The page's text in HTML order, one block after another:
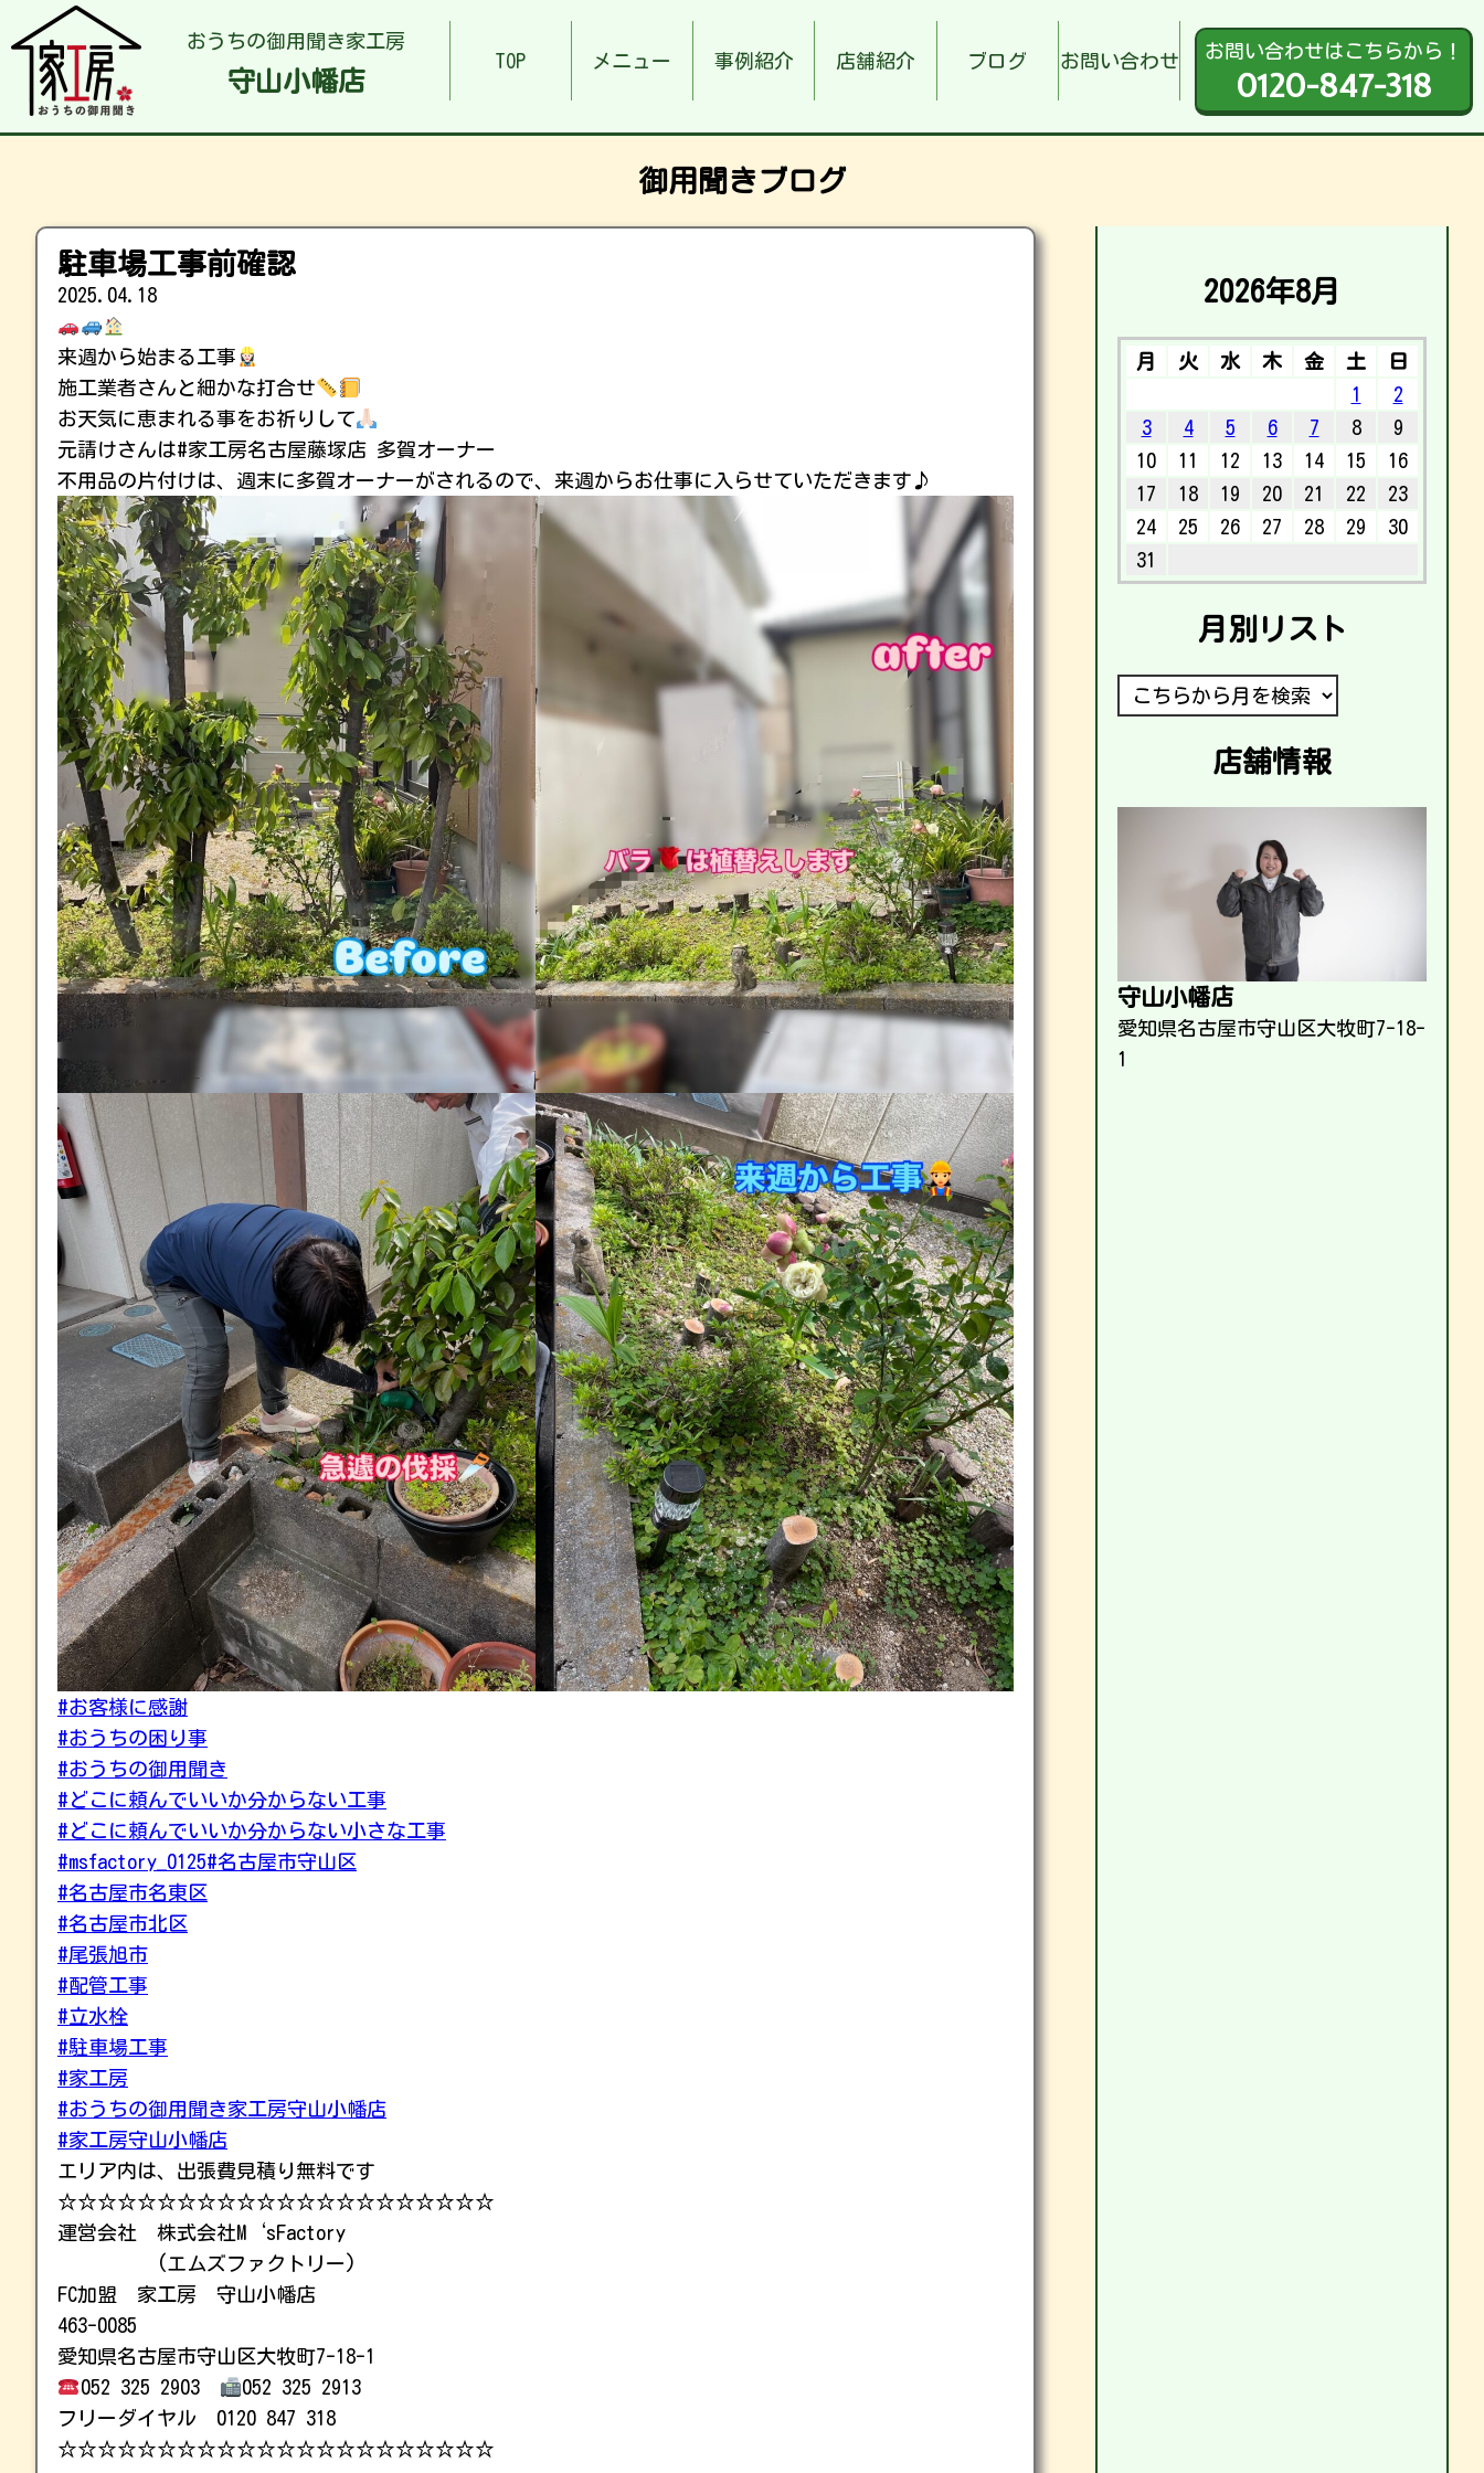
おうちの御用聞き家工房
守山小幡店
TOP メニュー 事例紹介 店舗紹介 ブログ お問い合わせ お問い合わせはこちらから！
0120-847-318
御用聞きブログ
駐車場工事前確認
2025.04.18
来週から始まる工事
施工業者さんと細かな打合せ
お天気に恵まれる事をお祈りして
元請けさんは#家工房名古屋藤塚店 多賀オーナー
不用品の片付けは、週末に多賀オーナーがされるので、来週からお仕事に入らせていただきます♪
#お客様に感謝
#おうちの困り事
#おうちの御用聞き
#どこに頼んでいいか分からない工事
#どこに頼んでいいか分からない小さな工事
#msfactory_0125#名古屋市守山区
#名古屋市名東区
#名古屋市北区
#尾張旭市
#配管工事
#立水栓
#駐車場工事
#家工房
#おうちの御用聞き家工房守山小幡店
#家工房守山小幡店
エリア内は、出張費見積り無料です
☆☆☆☆☆☆☆☆☆☆☆☆☆☆☆☆☆☆☆☆☆☆
運営会社 株式会社M‘sFactory
(エムズファクトリー)
FC加盟 家工房 守山小幡店
463-0085
愛知県名古屋市守山区大牧町7-18-1
052 325 2903
052 325 2913
フリーダイヤル 0120 847 318
☆☆☆☆☆☆☆☆☆☆☆☆☆☆☆☆☆☆☆☆☆☆
2026年8月
月 火 水 木 金 土
日
1
2
3
4 5 6 7 8
9
10
11 12 13 14 15
16
17
18 19 20 21 22
23
24
25 26 27 28 29
30
31
月別リスト
店舗情報
守山小幡店
愛知県名古屋市守山区大牧町7-18-
1